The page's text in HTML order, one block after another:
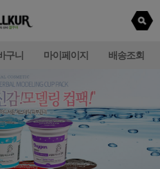
구니 마이페이지 배송조회